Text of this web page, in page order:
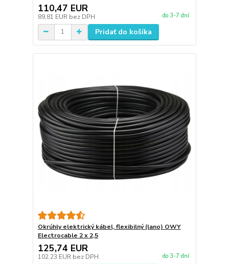
110,47 EUR
89,81 EUR bez DPH do 3-7 dní
Pridať do košíka
Okrúhly elektrický kábel, flexibilný (lano) OWY
Electrocable 2 x 2,5
125,74 EUR
102,23 EUR bez DPH do 3-7 dní